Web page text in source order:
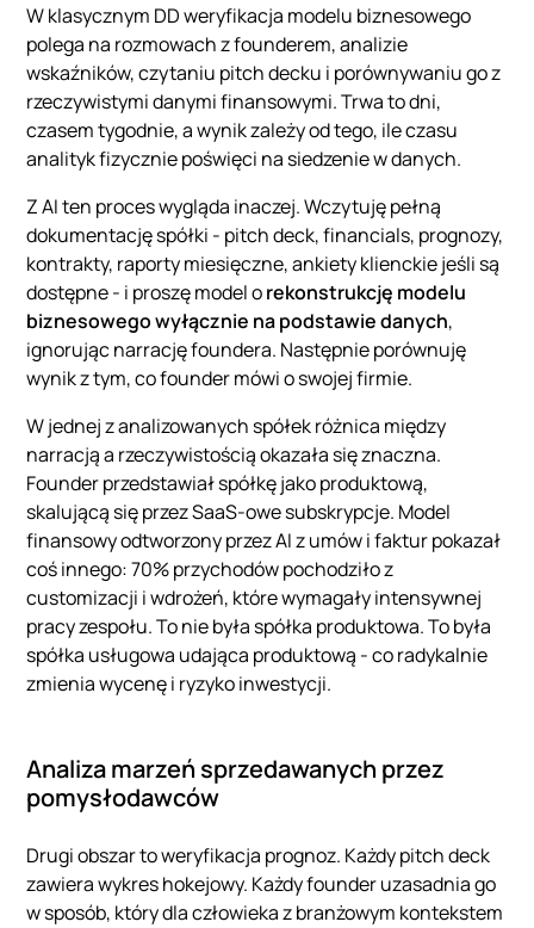
W klasycznym DD weryfikacja modelu biznesowego
polega na rozmowach z founderem, analizie
wskaźników, czytaniu pitch decku i porównywaniu go z
rzeczywistymi danymi finansowymi. Trwa to dni,
czasem tygodnie, a wynik zależy od tego, ile czasu
analityk fizycznie poświęci na siedzenie w danych.
Z AI ten proces wygląda inaczej. Wczytuję pełną
dokumentację spółki - pitch deck, financials, prognozy,
kontrakty, raporty miesięczne, ankiety klienckie jeśli są
dostępne - i proszę model orekonstrukcję modelu
biznesowego wyłącznie na podstawie danych,
ignorując narrację foundera. Następnie porównuję
wynik z tym, co founder mówi o swojej firmie.
W jednej z analizowanych spółek różnica między
narracją a rzeczywistością okazała się znaczna.
Founder przedstawiał spółkę jako produktową,
skalującą się przez SaaS-owe subskrypcje. Model
finansowy odtworzony przez AI z umów i faktur pokazał
coś innego: 70% przychodów pochodziło z
customizacji i wdrożeń, które wymagały intensywnej
pracy zespołu. To nie była spółka produktowa. To była
spółka usługowa udająca produktową - co radykalnie
zmienia wycenę i ryzyko inwestycji.
Analiza marzeń sprzedawanych przez
pomysłodawców
Drugi obszar to weryfikacja prognoz. Każdy pitch deck
zawiera wykres hokejowy. Każdy founder uzasadnia go
w sposób, który dla człowieka z branżowym kontekstem